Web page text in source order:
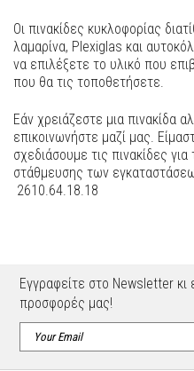
Οι πινακίδες κυκλοφορίας
λαμαρίνα, Plexiglas και
να επιλέξετε το υλικό που
που θα τις τοποθετήσετε.
Εάν χρειάζεστε μια πινακίδα
επικοινωνήστε μαζί μας.
σχεδιάσουμε τις πινακίδες
στάθμευσης των
2610.64.18.18
Εγγραφείτε στο Newsletter κι
προσφορές μας!